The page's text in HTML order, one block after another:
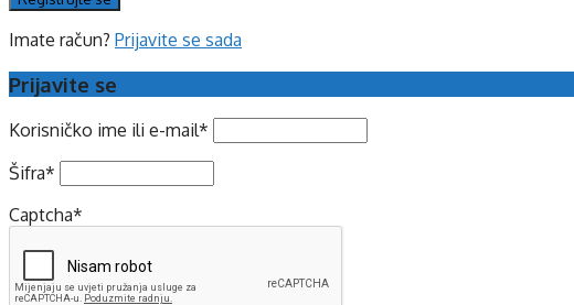
Imate račun? Prijavite se sada
Prijavite se
Korisničko ime ili e-mail*
Šifra*
Captcha*